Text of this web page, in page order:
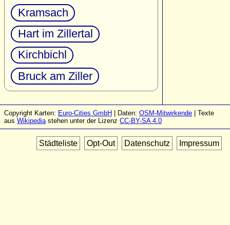
Kramsach
Hart im Zillertal
Kirchbichl
Bruck am Ziller
Copyright Karten: Euro-Cities GmbH | Daten: OSM-Mitwirkende | Texte
aus Wikipediastehen unter der Lizenz CC-BY-SA 4.0
Städteliste Opt-Out Datenschutz Impressum